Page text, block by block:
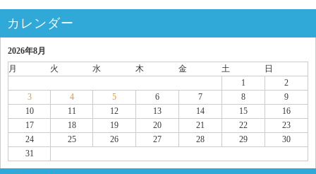
カレンダー
2026年8月
月
火 水 木 金 土
日
1
2
3
4 5 6 7 8
9
10
11 12 13 14 15
16
17
18 19 20 21 22
23
24
25 26 27 28 29
30
31